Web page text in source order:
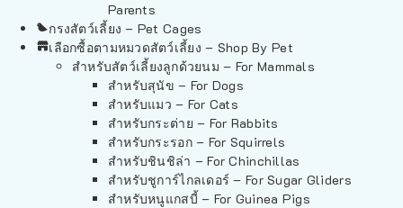
Parents
กรงสัตว์เลี้ยง – Pet Cages
เลือกซื้อตามหมวดสัตว์เลี้ยง – Shop By Pet
สำหรับสัตว์เลี้ยงลูกด้วยนม – For Mammals
สำหรับสุนัข – For Dogs
สำหรับแมว – For Cats
สำหรับกระต่าย – For Rabbits
สำหรับกระรอก – For Squirrels
สำหรับชินชิล่า – For Chinchillas
สำหรับชูการ์ไกลเดอร์ – For Sugar Gliders
สำหรับหนูแกสบี้ – For Guinea Pigs